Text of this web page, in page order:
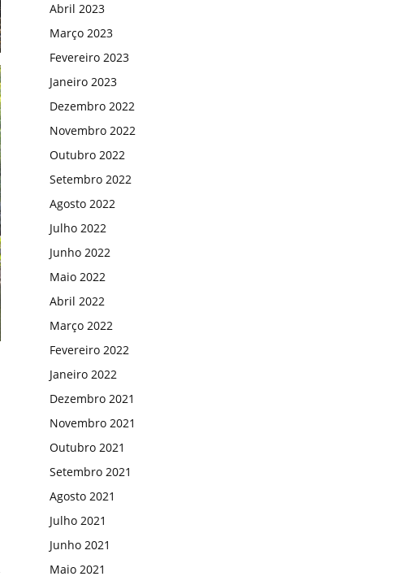
Abril 2023
Março 2023
Fevereiro 2023
Janeiro 2023
Dezembro 2022
Novembro 2022
Outubro 2022
Setembro 2022
Agosto 2022
Julho 2022
Junho 2022
Maio 2022
Abril 2022
Março 2022
Fevereiro 2022
Janeiro 2022
Dezembro 2021
Novembro 2021
Outubro 2021
Setembro 2021
Agosto 2021
Julho 2021
Junho 2021
Maio 2021